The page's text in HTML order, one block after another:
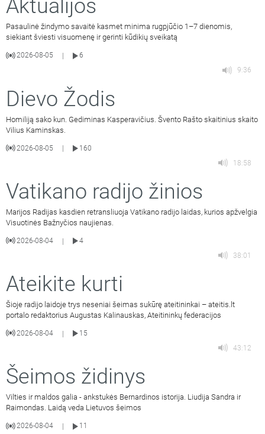
Aktualijos
Pasaulinė žindymo savaitė kasmet minima rugpjūčio 1–7 dienomis,
siekiant šviesti visuomenę ir gerinti kūdikių sveikatą
2026-08-05
6
9:36
Dievo Žodis
Homiliją sako kun. Gediminas Kasperavičius. Švento Rašto skaitinius skaito
Vilius Kaminskas.
2026-08-05
160
18:58
Vatikano radijo žinios
Marijos Radijas kasdien retransliuoja Vatikano radijo laidas, kurios apžvelgia
Visuotinės Bažnyčios naujienas.
2026-08-04 |
4
38:01
Ateikite kurti
Šioje radijo laidoje trys neseniai šeimas sukūrę ateitininkai – ateitis.lt
portalo redaktorius Augustas Kalinauskas, Ateitininkų federacijos
2026-08-04 |
15
43:12
Šeimos židinys
Vilties ir maldos galia - ankstukės Bernardinos istorija. Liudija Sandra ir
Raimondas. Laidą veda Lietuvos šeimos
2026-08-04
11